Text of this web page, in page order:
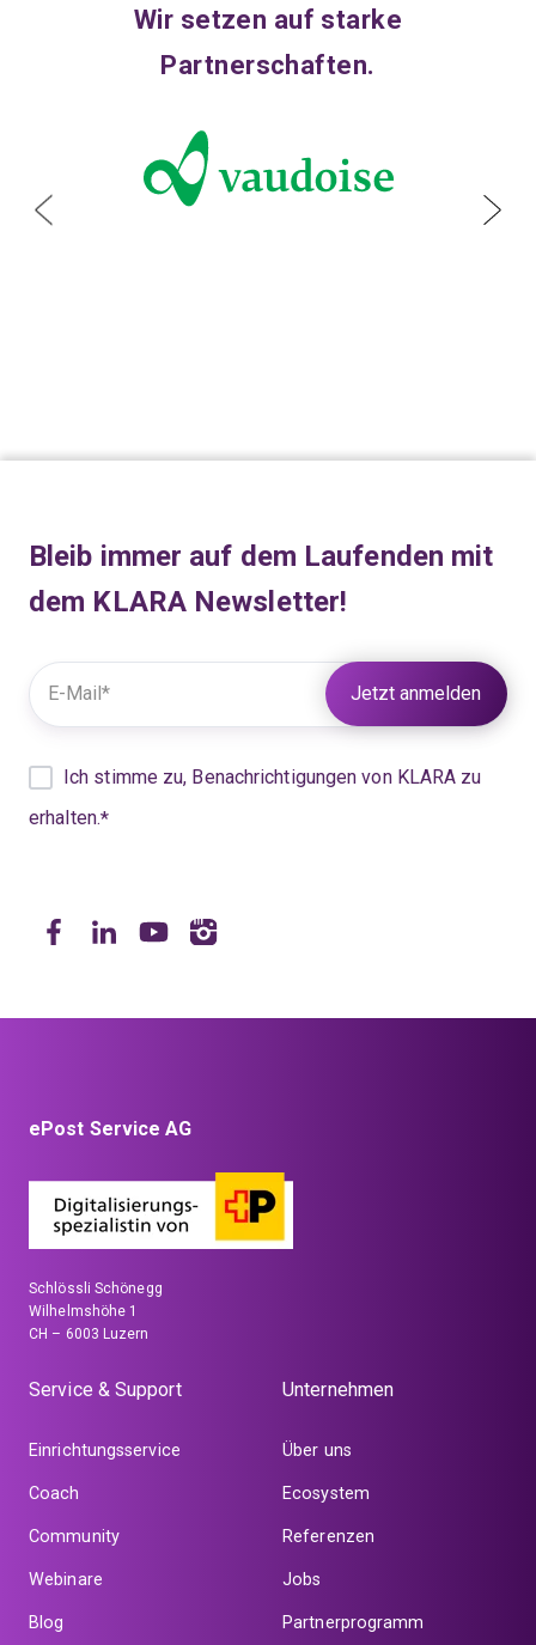
Wir setzen auf starke
Partnerschaften.
Bleib immer auf dem Laufenden mit
dem KLARA Newsletter!
Ich stimme zu, Benachrichtigungen von KLARA zu
erhalten.*
ePost Service AG
Schlössli Schönegg
Wilhelmshöhe 1
CH – 6003 Luzern
Service & Support
Einrichtungsservice
Coach
Community
Webinare
Blog
Unternehmen
Über uns
Ecosystem
Referenzen
Jobs
Partnerprogramm